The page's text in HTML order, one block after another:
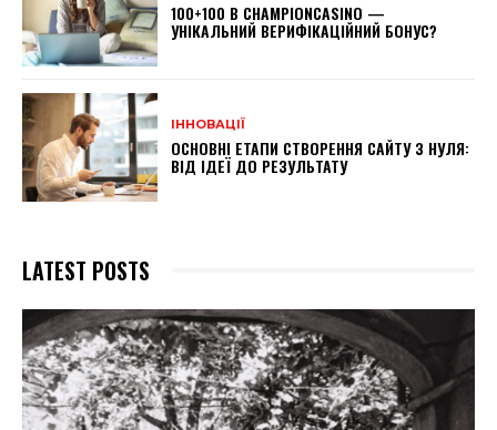
100+100 В CHAMPIONCASINO —
УНІКАЛЬНИЙ ВЕРИФІКАЦІЙНИЙ БОНУС?
ІННОВАЦІЇ
ОСНОВНІ ЕТАПИ СТВОРЕННЯ САЙТУ З НУЛЯ:
ВІД ІДЕЇ ДО РЕЗУЛЬТАТУ
LATEST POSTS